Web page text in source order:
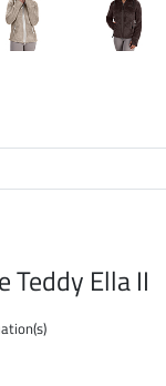
Teddy Ella II